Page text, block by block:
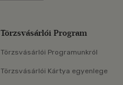
Törzsvásárlói Program
Törzsvásárlói Programunkról
Törzsvásárlói Kártya egyenlege